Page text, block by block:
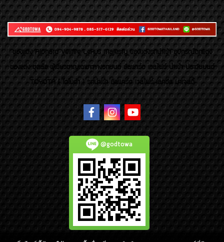
ของเเต่ง Alphard Vellfire Lexus Majesty ของเเต่งรถนำเข้า อุปกรณ์ตกแต่ง
ของแต่ง ชุดล้อ ผู้เชี่ยวชาญเฉพาะทางรถยนต์ อัลพาร์ด เวลไฟร์ นำเข้า ประดับยนต์
TOYOTA ( โตโยต้า ) รถนำเข้า อัลพาร์ด เวลไฟร์ เลกซัส มาเจสตี้
@godtowa